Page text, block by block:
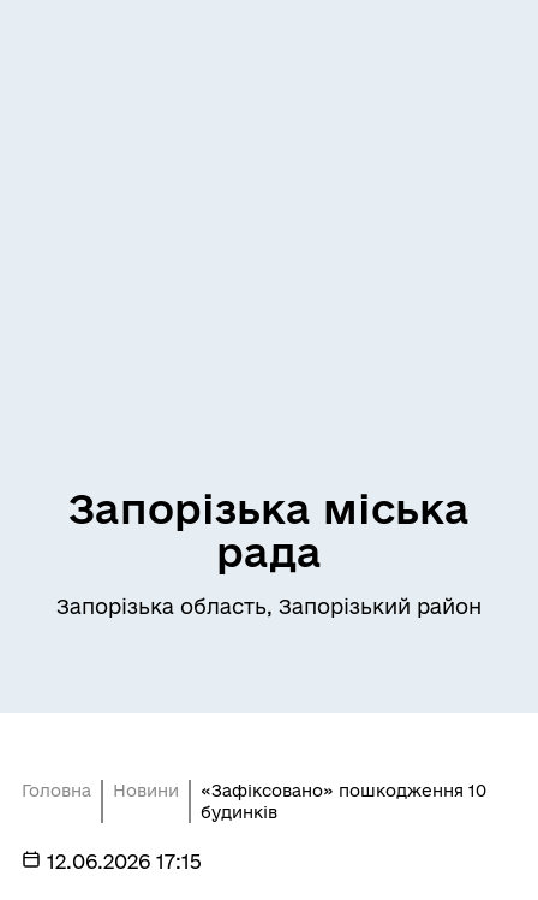
Запорізька міська
рада
Запорізька область, Запорізький район
Головна Новини
«Зафіксовано» пошкодження 10
будинків
12.06.2026 17:15